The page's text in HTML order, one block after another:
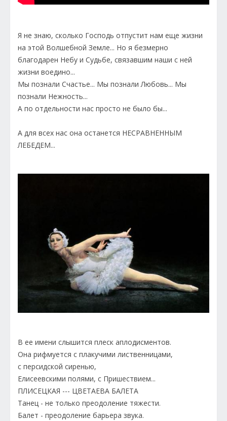
Я не знаю, сколько Господь отпустит нам еще жизни
на этой Волшебной Земле... Но я безмерно
благодарен Небу и Судьбе, связавшим наши с ней
жизни воедино...
Мы познали Счастье... Мы познали Любовь... Мы
познали Нежность...
А по отдельности нас просто не было бы...
А для всех нас она останется НЕСРАВНЕННЫМ
ЛЕБЕДЕМ...
В ее имени слышится плеск аплодисментов.
Она рифмуется с плакучими лиственницами,
с персидской сиренью,
Елисеевскими полями, с Пришествием...
ПЛИСЕЦКАЯ --- ЦВЕТАЕВА БАЛЕТА
Танец - не только преодоление тяжести.
Балет - преодоление барьера звука.